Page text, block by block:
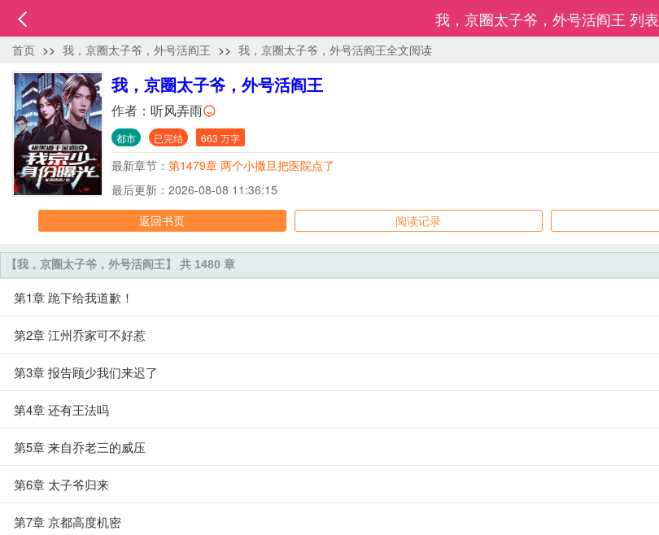
我，京圈太子爷，外号活阎王 列表
首页 >> 我，京圈太子爷，外号活阎王 >> 我，京圈太子爷，外号活阎王全文阅读
我，京圈太子爷，外号活阎王
作者： 听风弄雨
都市 已完结 663 万字
最新章节： 第1479章 两个小撒旦把医院点了
最后更新：2026-08-08 11:36:15
返回书页
阅读记录
【我，京圈太子爷，外号活阎王】 共 1480 章
第1章 跪下给我道歉！
第2章 江州乔家可不好惹
第3章 报告顾少我们来迟了
第4章 还有王法吗
第5章 来自乔老三的威压
第6章 太子爷归来
第7章 京都高度机密